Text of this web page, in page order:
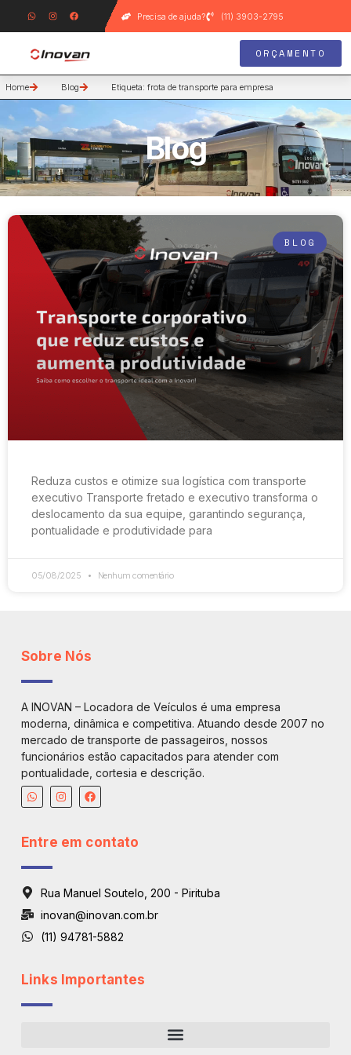
Precisa de ajuda? (11) 3903-2795
ORÇAMENTO
Home Blog Etiqueta: frota de transporte para empresa
Blog
BLOG
Reduza custos e otimize sua logística com transporte
executivo Transporte fretado e executivo transforma o
deslocamento da sua equipe, garantindo segurança,
pontualidade e produtividade para
05/08/2025 Nenhum comentário
Sobre Nós
A INOVAN – Locadora de Veículos é uma empresa
moderna, dinâmica e competitiva. Atuando desde 2007 no
mercado de transporte de passageiros, nossos
funcionários estão capacitados para atender com
pontualidade, cortesia e descrição.
Entre em contato
Rua Manuel Soutelo, 200 - Pirituba
inovan@inovan.com.br
(11) 94781-5882
Links Importantes